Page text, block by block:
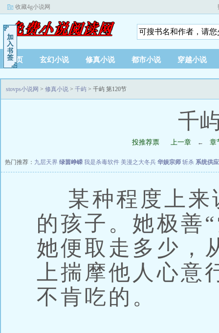
收藏4g小说网
首页 玄幻小说 修真小说 都市小说 穿越小说
stovps小说网 > 修真小说 > 千屿 > 千屿 第120节
千
投推荐票 上一章 ← 章
热门推荐： 九层天界 绿茵峥嵘 我是杀毒软件 美漫之大冬兵 华娱宗师 斩杀 系统供
某种程度上来
的孩子。她极善
她便取走多少，
上揣摩他人心
不肯吃的。